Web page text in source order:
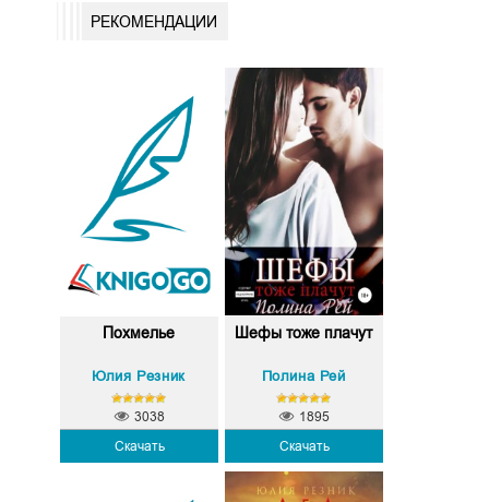
РЕКОМЕНДАЦИИ
Похмелье
Юлия Резник
Скачать
3038
Шефы тоже плачут
Полина Рей
Скачать
1895